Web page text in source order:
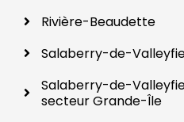
Rivière-Beaudette
Salaberry-de-
Salaberry-de-
secteur Grande-Île